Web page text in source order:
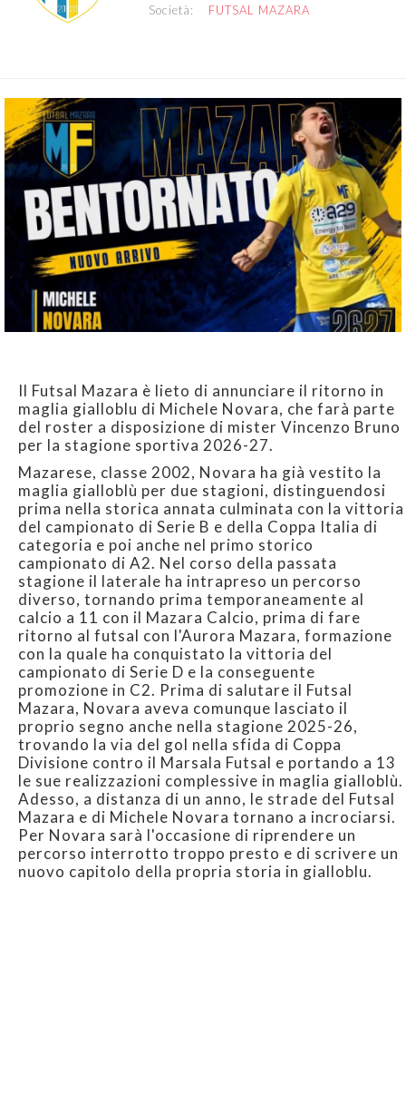
Società: FUTSAL MAZARA
Il Futsal Mazara è lieto di annunciare il ritorno in
maglia gialloblu di Michele Novara, che farà parte
del roster a disposizione di mister Vincenzo Bruno
per la stagione sportiva 2026-27.
Mazarese, classe 2002, Novara ha già vestito la
maglia gialloblù per due stagioni, distinguendosi
prima nella storica annata culminata con la vittoria
del campionato di Serie B e della Coppa Italia di
categoria e poi anche nel primo storico
campionato di A2. Nel corso della passata
stagione il laterale ha intrapreso un percorso
diverso, tornando prima temporaneamente al
calcio a 11 con il Mazara Calcio, prima di fare
ritorno al futsal con l'Aurora Mazara, formazione
con la quale ha conquistato la vittoria del
campionato di Serie D e la conseguente
promozione in C2. Prima di salutare il Futsal
Mazara, Novara aveva comunque lasciato il
proprio segno anche nella stagione 2025-26,
trovando la via del gol nella sfida di Coppa
Divisione contro il Marsala Futsal e portando a 13
le sue realizzazioni complessive in maglia gialloblù.
Adesso, a distanza di un anno, le strade del Futsal
Mazara e di Michele Novara tornano a incrociarsi.
Per Novara sarà l'occasione di riprendere un
percorso interrotto troppo presto e di scrivere un
nuovo capitolo della propria storia in gialloblu.